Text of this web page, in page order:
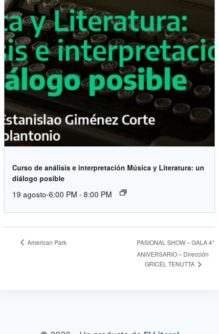
Curso de análisis e interpretación Música y Literatura: un
diálogo posible
19 agosto-6:00 PM -8:00 PM
American Park
PASIONAL SHOW – GALA 4°
ANIVERSARIO – Dirección
GRICEL TENUTTA